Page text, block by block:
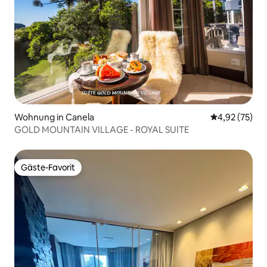
Wohnung in Canela
4,92 (75)
GOLD MOUNTAIN VILLAGE - ROYAL SUITE
Gäste-Favorit
Gäste-Favorit